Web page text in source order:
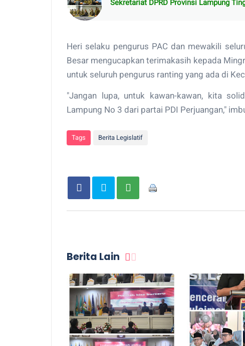
Sekretariat DPRD Provinsi Lampung
Heri selaku pengurus PAC dan mewakili
Besar mengucapkan terimakasih kepada
untuk seluruh pengurus ranting yang ada di
"Jangan lupa, untuk kawan-kawan, kita
Lampung No 3 dari partai PDI Perjuangan,"
Tags Berita Legislatif
Berita Lain